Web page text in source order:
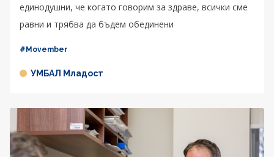
единодушни, че когато говорим за здраве, всички сме
равни и трябва да бъдем обединени
#Movember
УМБАЛ Младост